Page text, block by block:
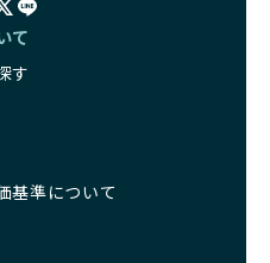
て
す
基準について